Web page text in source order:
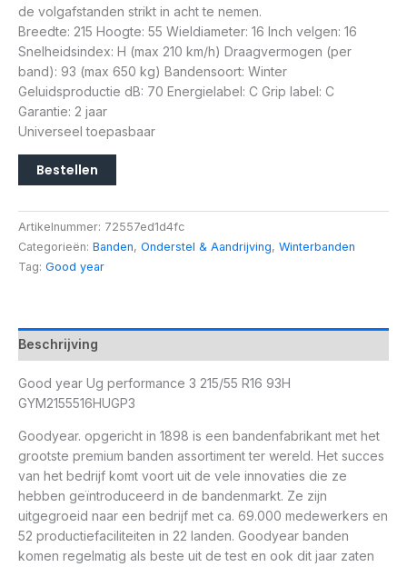
de volgafstanden strikt in acht te nemen.
Breedte: 215 Hoogte: 55 Wieldiameter: 16 Inch velgen: 16
Snelheidsindex: H (max 210 km/h) Draagvermogen (per
band): 93 (max 650 kg) Bandensoort: Winter
Geluidsproductie dB: 70 Energielabel: C Grip label: C
Garantie: 2 jaar
Universeel toepasbaar
Bestellen
Artikelnummer: 72557ed1d4fc
Categorieën: Banden, Onderstel & Aandrijving, Winterbanden
Tag: Good year
Beschrijving
Good year Ug performance 3 215/55 R16 93H
GYM2155516HUGP3
Goodyear. opgericht in 1898 is een bandenfabrikant met het
grootste premium banden assortiment ter wereld. Het succes
van het bedrijf komt voort uit de vele innovaties die ze
hebben geïntroduceerd in de bandenmarkt. Ze zijn
uitgegroeid naar een bedrijf met ca. 69.000 medewerkers en
52 productiefaciliteiten in 22 landen. Goodyear banden
komen regelmatig als beste uit de test en ook dit jaar zaten